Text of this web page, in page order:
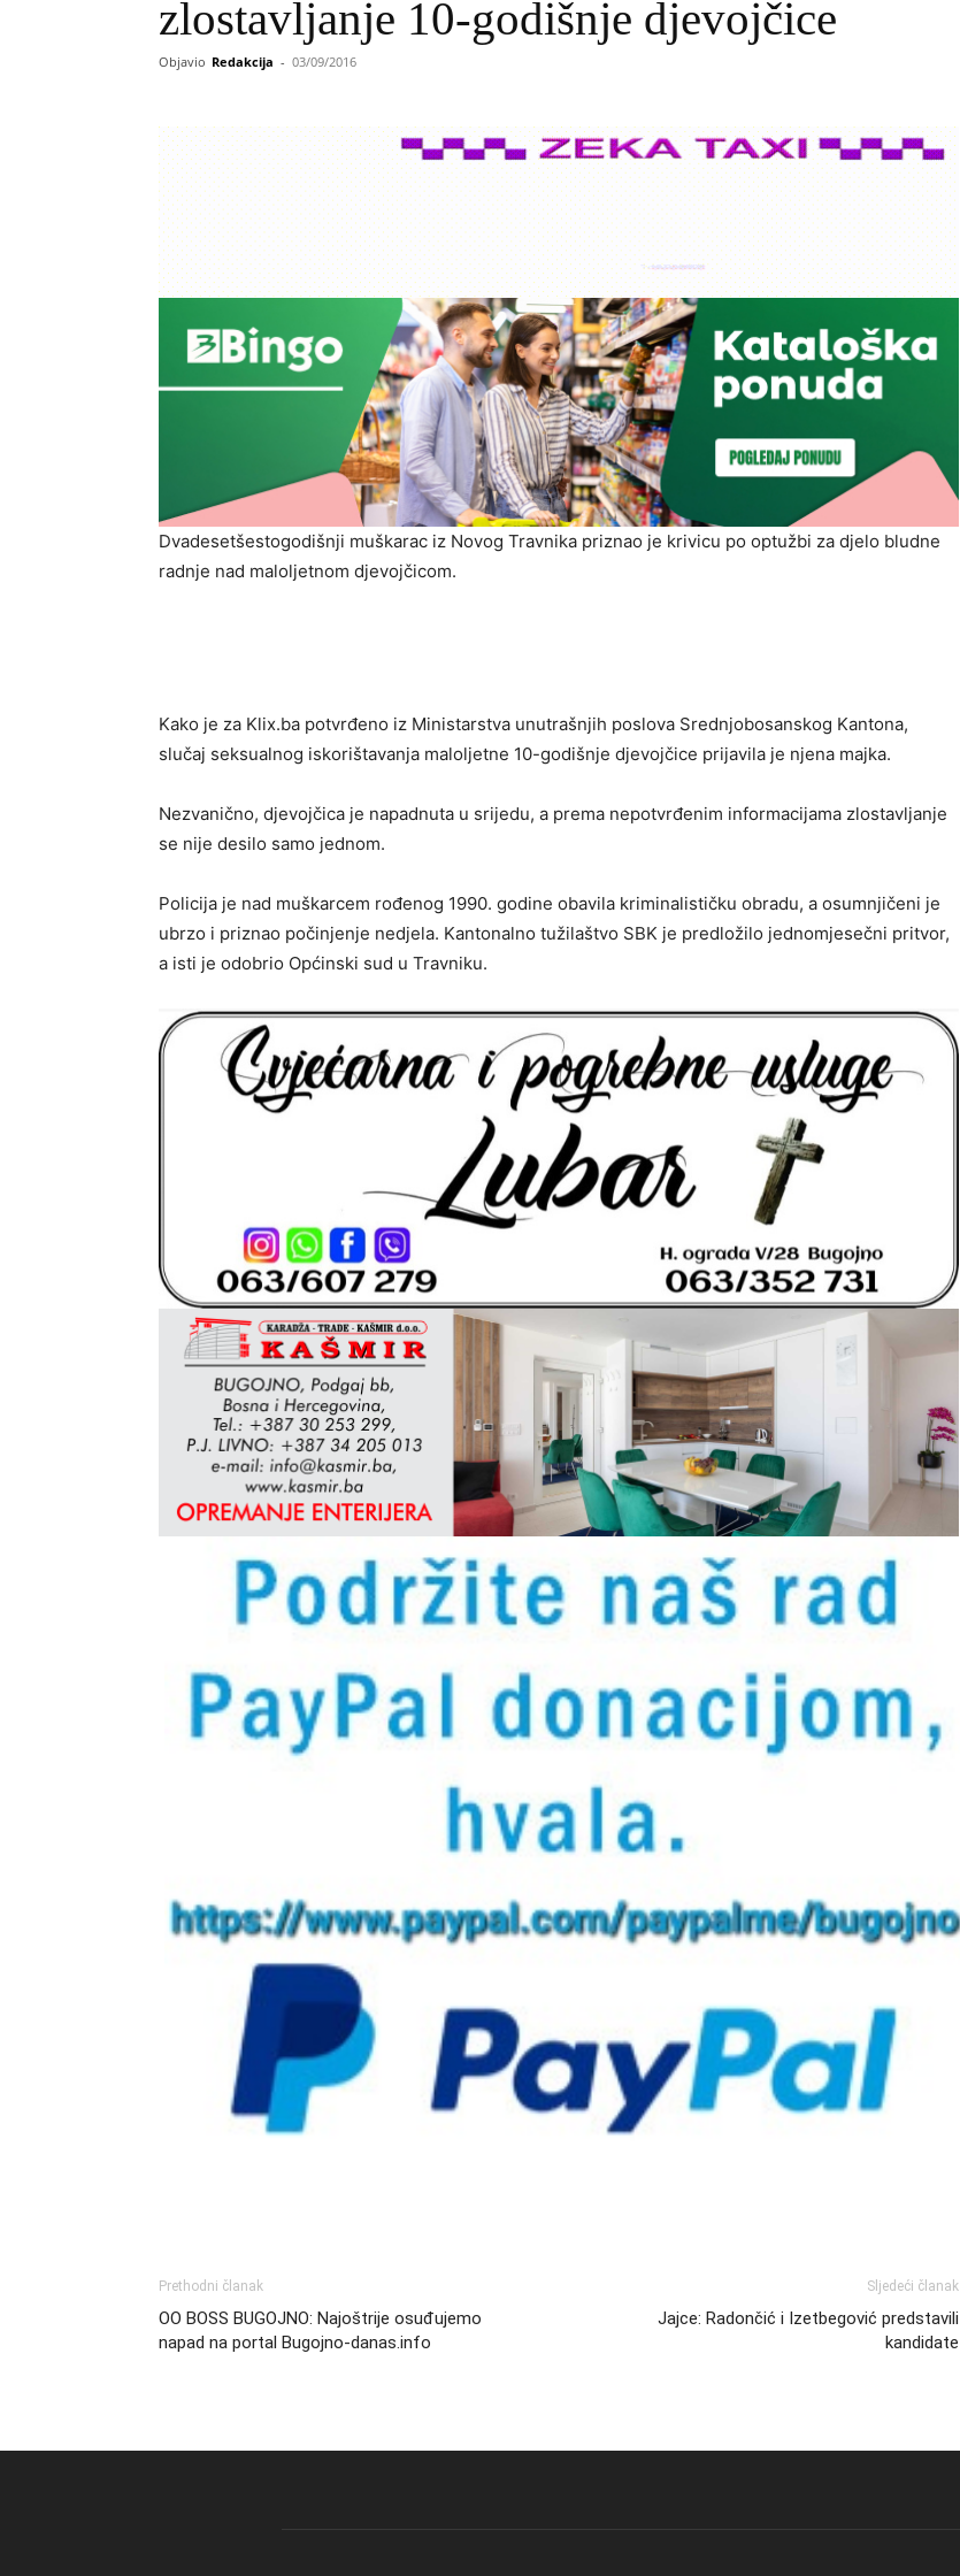
zlostavljanje 10-godišnje djevojčice
Objavio Redakcija - 03/09/2016
Dvadesetšestogodišnji muškarac iz Novog Travnika priznao je krivicu po optužbi za djelo bludne
radnje nad maloljetnom djevojčicom.
Kako je za Klix.ba potvrđeno iz Ministarstva unutrašnjih poslova Srednjobosanskog Kantona,
slučaj seksualnog iskorištavanja maloljetne 10-godišnje djevojčice prijavila je njena majka.
Nezvanično, djevojčica je napadnuta u srijedu, a prema nepotvrđenim informacijama zlostavljanje
se nije desilo samo jednom.
Policija je nad muškarcem rođenog 1990. godine obavila kriminalističku obradu, a osumnjičeni je
ubrzo i priznao počinjenje nedjela. Kantonalno tužilaštvo SBK je predložilo jednomjesečni pritvor,
a isti je odobrio Općinski sud u Travniku.
Prethodni članak
OO BOSS BUGOJNO: Najoštrije osuđujemo
napad na portal Bugojno-danas.info
Sljedeći članak
Jajce: Radončić i Izetbegović predstavili
kandidate